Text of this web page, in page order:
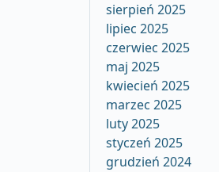
sierpień 2025
lipiec 2025
czerwiec 2025
maj 2025
kwiecień 2025
marzec 2025
luty 2025
styczeń 2025
grudzień 2024